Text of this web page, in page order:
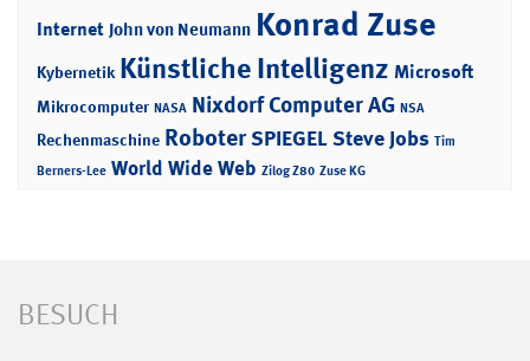
Internet John von Neumann Konrad Zuse
Kybernetik Künstliche Intelligenz Microsoft
Mikrocomputer NASA Nixdorf Computer AG NSA
Rechenmaschine RoboterSPIEGELSteve Jobs Tim
Berners-Lee World Wide Web Zilog Z80 Zuse KG
BESUCH